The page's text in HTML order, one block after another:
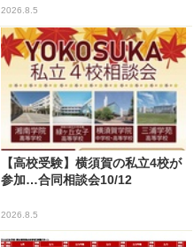
2026.8.5
【高校受験】横須賀の私立4校が
参加…合同相談会10/12
2026.8.5